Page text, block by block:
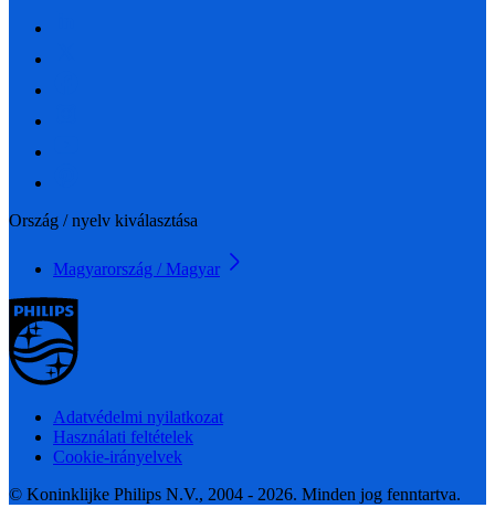
Ország / nyelv kiválasztása
Magyarország / Magyar
Adatvédelmi nyilatkozat
Használati feltételek
Cookie-irányelvek
© Koninklijke Philips N.V., 2004 - 2026. Minden jog fenntartva.